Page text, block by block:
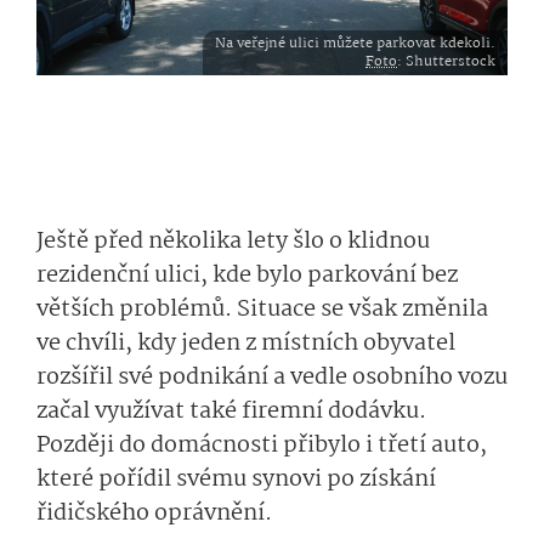
Na veřejné ulici můžete parkovat kdekoli.
Foto: Shutterstock
Ještě před několika lety šlo o klidnou
rezidenční ulici, kde bylo parkování bez
větších problémů. Situace se však změnila
ve chvíli, kdy jeden z místních obyvatel
rozšířil své podnikání a vedle osobního vozu
začal využívat také firemní dodávku.
Později do domácnosti přibylo i třetí auto,
které pořídil svému synovi po získání
řidičského oprávnění.